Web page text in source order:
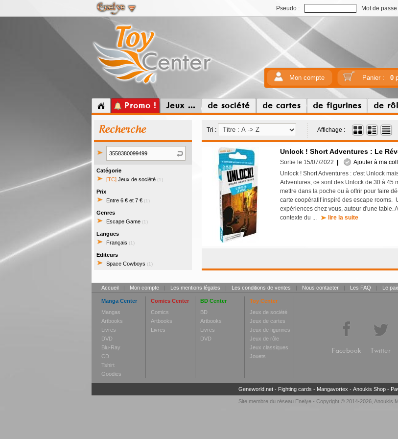
Pseudo : Mot de passe
Mon compte Panier : 0
Promo ! Jeux ... de société de cartes de figurines de
Recherche
Catégorie
[TC] Jeux de société (1)
Prix
Entre 6 € et 7 € (1)
Genres
Escape Game (1)
Langues
Français (1)
Editeurs
Space Cowboys (1)
Tri : Affichage :
Unlock ! Short Adventures : Le
Sortie le 15/07/2022
Ajouter à ma
Unlock ! Short Adventures : c'est Unlock
Adventures, ce sont des Unlock de 30 à 45
mettre dans la poche ou à offrir pour faire
carte coopératif inspiré des escape rooms.
expériences chez vous, autour d'une table.
contexte du ...
lire la suite
Accueil | Mon compte | Les mentions légales | Les conditions de ventes | Nous contacter | Les FAQ | Le
Manga Center
Mangas
Artbooks
Livres
DVD
Blu-Ray
CD
Tshirt
Goodies
Comics Center
Comics
Artbooks
Livres
BD Center
BD
Artbooks
Livres
DVD
Toy Center
Jeux de société
Jeux de cartes
Jeux de figurines
Jeux de rôle
Jeux classiques
Jouets
Facebook Twitter
Geneworld.net- Fighting cards - Mangavortex - Anoukis Shop-
Site membre du réseau Enelye - Copyright © 2014-2026, Anoukis